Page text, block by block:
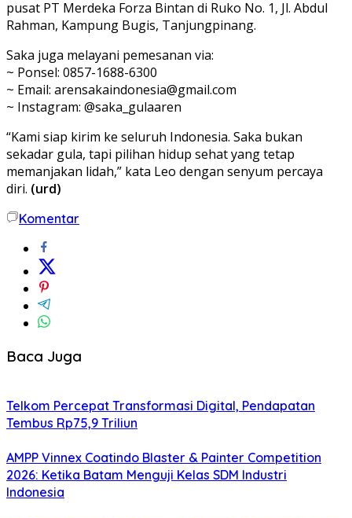
pusat PT Merdeka Forza Bintan di Ruko No. 1, Jl. Abdul
Rahman, Kampung Bugis, Tanjungpinang.
Saka juga melayani pemesanan via:
~ Ponsel: 0857-1688-6300
~ Email: arensakaindonesia@gmail.com
~ Instagram: @saka_gulaaren
“Kami siap kirim ke seluruh Indonesia. Saka bukan
sekadar gula, tapi pilihan hidup sehat yang tetap
memanjakan lidah,” kata Leo dengan senyum percaya
diri. (urd)
Komentar
Baca Juga
Telkom Percepat Transformasi Digital, Pendapatan
Tembus Rp75,9 Triliun
AMPP Vinnex Coatindo Blaster & Painter Competition
2026: Ketika Batam Menguji Kelas SDM Industri
Indonesia